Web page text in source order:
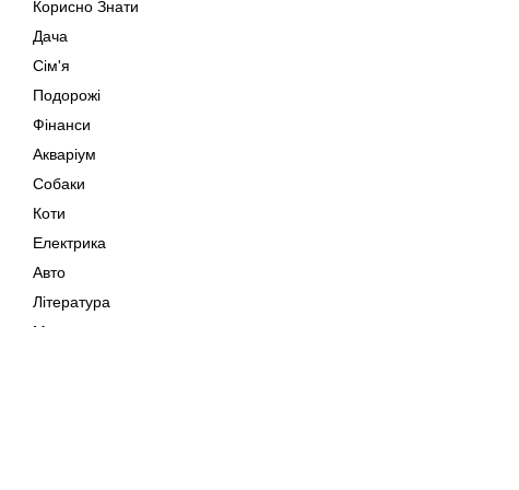
Корисно Знати
Дача
Сім'я
Подорожі
Фінанси
Акваріум
Собаки
Коти
Електрика
Авто
Література
Музика